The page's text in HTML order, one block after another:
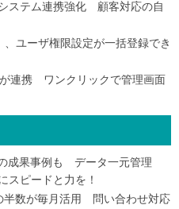
ステム連携強化 顧客対応の自
ユーザ権限設定が一括登録でき
連携 ワンクリックで管理画面
成果事例も データ一元管理
スピードと力を！
半数が毎月活用 問い合わせ対応